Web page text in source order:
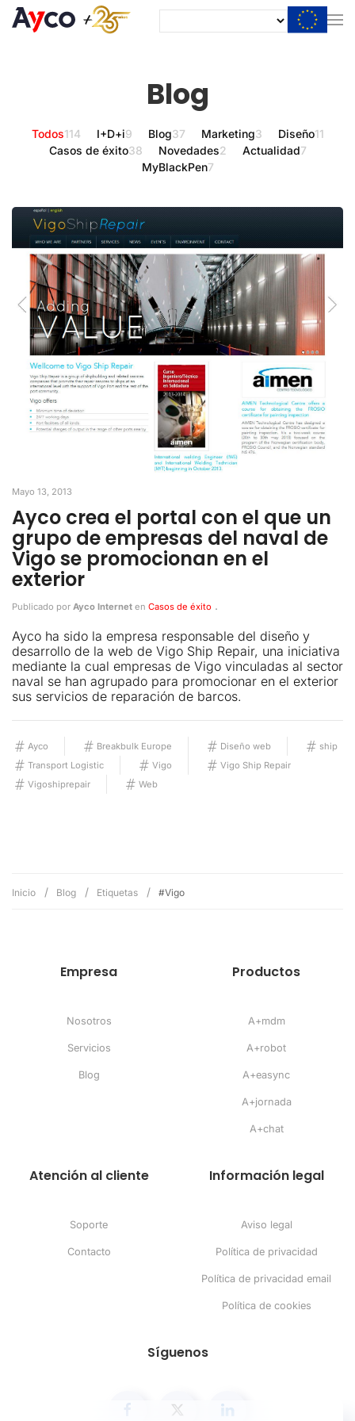
Blog
Todos114 I+D+i9 Blog37 Marketing3 Diseño11
Casos de éxito38 Novedades2 Actualidad7
MyBlackPen7
Mayo 13, 2013
Ayco crea el portal con el que un
grupo de empresas del naval de
Vigo se promocionan en el
exterior
Publicado por Ayco Internet en Casos de éxito .
Ayco ha sido la empresa responsable del diseño y
desarrollo de la web de Vigo Ship Repair, una iniciativa
mediante la cual empresas de Vigo vinculadas al sector
naval se han agrupado para promocionar en el exterior
sus servicios de reparación de barcos.
Ayco Breakbulk Europe Diseño web
ship
Transport Logistic
Vigo
Vigo Ship Repair
Vigoshiprepair
Web
Inicio Blog Etiquetas #Vigo
Empresa
Nosotros
Servicios
Blog
Productos
A+mdm
A+robot
A+easync
A+jornada
A+chat
Atención al cliente
Soporte
Contacto
Información legal
Aviso legal
Política de privacidad
Política de privacidad email
Política de cookies
Síguenos